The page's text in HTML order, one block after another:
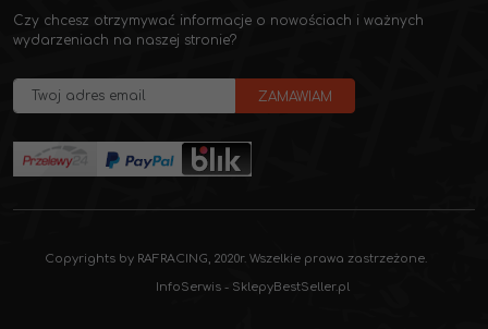
Czy chcesz otrzymywać informacje o nowościach i ważnych
wydarzeniach na naszej stronie?
Copyrights by RAFRACING, 2020r. Wszelkie prawa zastrzeżone.
InfoSerwis - SklepyBestSeller.pl